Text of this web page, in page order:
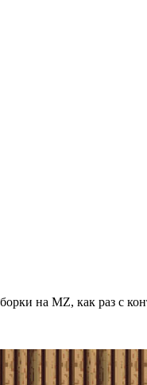
на MZ, как раз с